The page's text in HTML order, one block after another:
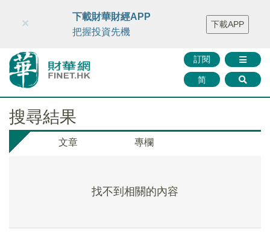
財華智庫網 FINTV FINMETA 財華證券 媒體矩陣
智庫沙龍
聯絡我們
訂閱
简
×
下載財華財經APP
把握投資先機
下載APP
搜尋結果
文章 專欄
找不到相關的內容